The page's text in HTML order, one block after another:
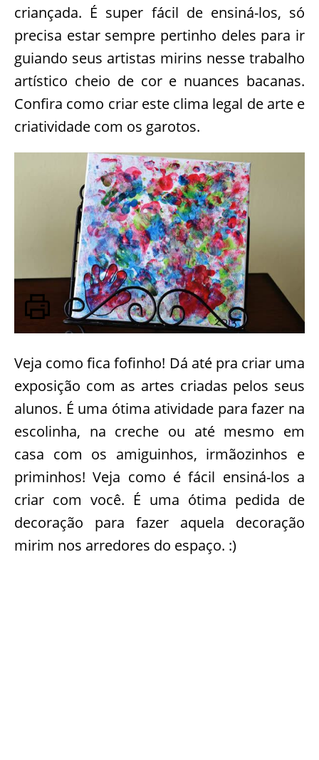
criançada. É super fácil de ensiná-los, só
precisa estar sempre pertinho deles para ir
guiando seus artistas mirins nesse trabalho
artístico cheio de cor e nuances bacanas.
Confira como criar este clima legal de arte e
criatividade com os garotos.
Veja como fica fofinho! Dá até pra criar uma
exposição com as artes criadas pelos seus
alunos. É uma ótima atividade para fazer na
escolinha, na creche ou até mesmo em
casa com os amiguinhos, irmãozinhos e
priminhos! Veja como é fácil ensiná-los a
criar com você. É uma ótima pedida de
decoração para fazer aquela decoração
mirim nos arredores do espaço. :)